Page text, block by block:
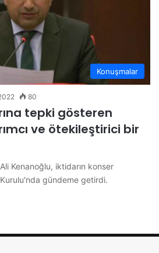
Konuşmalar
80
tepki gösteren
ve ötekileştirici bir
Kenanoğlu, iktidarın konser
Kurulu'nda gündeme getirdi.